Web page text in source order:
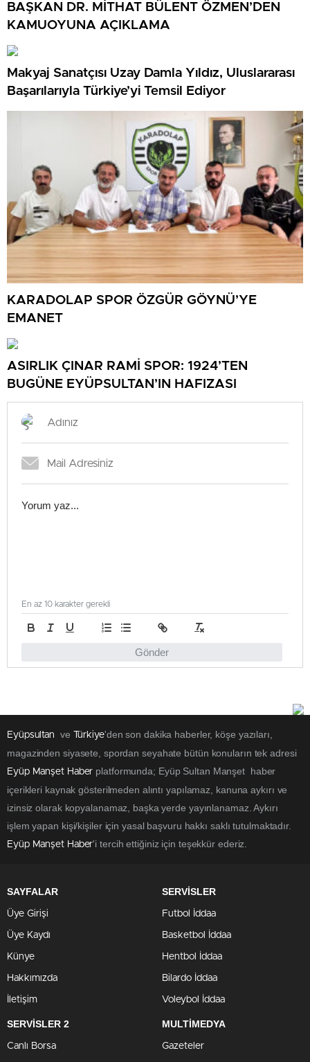
BAŞKAN DR. MİTHAT BÜLENT ÖZMEN’DEN
KAMUOYUNA AÇIKLAMA
Makyaj Sanatçısı Uzay Damla Yıldız, Uluslararası
Başarılarıyla Türkiye’yi Temsil Ediyor
KARADOLAP SPOR ÖZGÜR GÖYNÜ’YE
EMANET
ASIRLIK ÇINAR RAMİ SPOR: 1924’TEN
BUGÜNE EYÜPSULTAN’IN HAFIZASI
Gönder
En az 10 karakter gerekli
Eyüpsultan ve Türkiye'den son dakika haberler, köşe yazıları,
magazinden siyasete, spordan seyahate bütün konuların tek adresi
Eyüp Manşet Haber platformunda; Eyüp Sultan Manşet haber
içerikleri kaynak gösterilmeden alıntı yapılamaz, kanuna aykırı ve
izinsiz olarak kopyalanamaz, başka yerde yayınlanamaz. Aykırı
işlem yapan kişi/kişiler için yasal başvuru hakkı saklı tutulmaktadır.
Eyüp Manşet Haber'i tercih ettiğiniz için teşekkür ederiz.
SAYFALAR
Üye Girişi
Üye Kaydı
Künye
Hakkımızda
İletişim
SERVİSLER
Futbol İddaa
Basketbol İddaa
Hentbol İddaa
Bilardo İddaa
Voleybol İddaa
SERVİSLER 2
Canlı Borsa
MULTİMEDYA
Gazeteler